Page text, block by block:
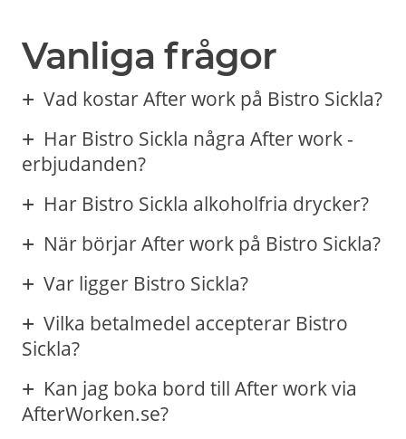
Vanliga frågor
Vad kostar After work på Bistro Sickla?
Har Bistro Sickla några After work -
erbjudanden?
Har Bistro Sickla alkoholfria drycker?
När börjar After work på Bistro Sickla?
Var ligger Bistro Sickla?
Vilka betalmedel accepterar Bistro
Sickla?
Kan jag boka bord till After work via
AfterWorken.se?